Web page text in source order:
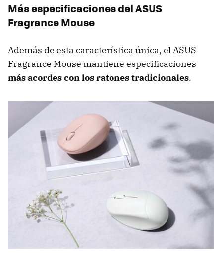
Más especificaciones del ASUS
Fragrance Mouse
Además de esta característica única, el ASUS
Fragrance Mouse mantiene especificaciones
más acordes con los ratones tradicionales.